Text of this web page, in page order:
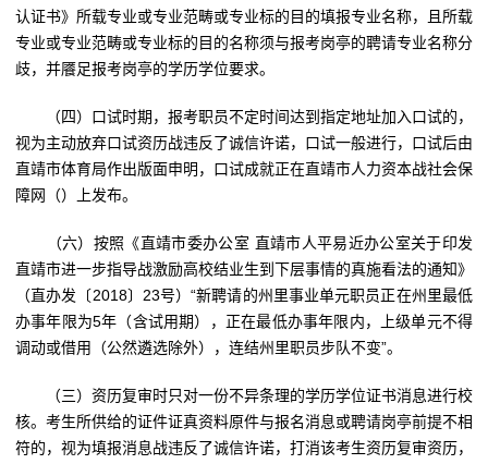
认证书》所载专业或专业范畴或专业标的目的填报专业名称，且所载
专业或专业范畴或专业标的目的名称须与报考岗亭的聘请专业名称分
歧，并餍足报考岗亭的学历学位要求。
（四）口试时期，报考职员不定时间达到指定地址加入口试的，
视为主动放弃口试资历战违反了诚信许诺，口试一般进行，口试后由
直靖市体育局作出版面申明，口试成就正在直靖市人力资本战社会保
障网（）上发布。
（六）按照《直靖市委办公室 直靖市人平易近办公室关于印发
直靖市进一步指导战激励高校结业生到下层事情的真施看法的通知》
（直办发〔2018〕23号）“新聘请的州里事业单元职员正在州里最低
办事年限为5年（含试用期），正在最低办事年限内，上级单元不得
调动或借用（公然遴选除外），连结州里职员步队不变”。
（三）资历复审时只对一份不异条理的学历学位证书消息进行校
核。考生所供给的证件证真资料原件与报名消息或聘请岗亭前提不相
符的，视为填报消息战违反了诚信许诺，打消该考生资历复审资历，